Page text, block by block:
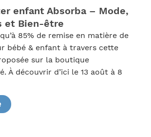
enfant Absorba – Mode,
et Bien-être
85% de remise en matière de
bébé & enfant à travers cette
sur la boutique
À découvrir d’ici le 13 août à 8